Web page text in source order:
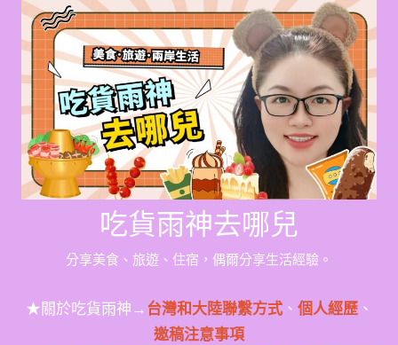
Skip
content
吃貨雨神去哪兒
分享美食、旅遊、住宿，偶爾分享生活經驗。
★關於吃貨雨神→台灣和大陸聯繫方式、 個人經歷、
邀稿注意事項